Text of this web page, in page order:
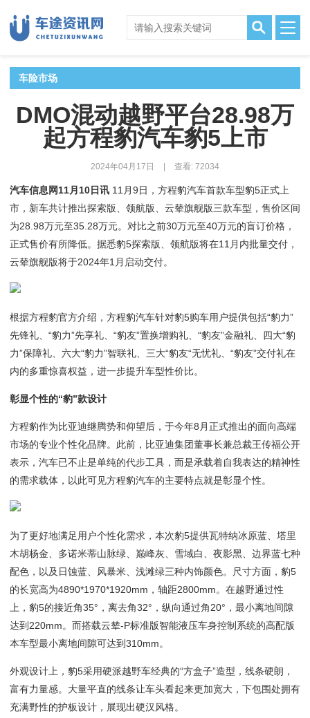
车险市场
DMO混动越野平台28.98万
起方程豹汽车豹5上市
2024年04月17日 查看: 72034
汽车信息网11月10日讯 11月9日，方程豹汽车首款车型豹5正式上
市，新车共计推出探索版、领航版、云辇旗舰版三款车型，售价区间
为28.98万元至35.28万元。对比之前30万元至40万元的盲订价格，
正式售价有所降低。据悉豹5探索版、领航版将在11月内批量交付，
云辇旗舰版将于2024年1月启动交付。
根据方程豹官方介绍，方程豹汽车针对豹5购车用户提供包括“豹力”
先锋礼、“豹力”先享礼、“豹友”置换增购礼、“豹友”金融礼、四大“豹
力”保障礼、六大“豹力”智联礼、三大“豹友“无忧礼、“豹友”交付礼在
内的多重惊喜权益，进一步提升车型性价比。
彰显个性的“豹”款设计
方程豹作为比亚迪继腾势和仰望后，于今年8月正式推出的面向高端
市场的专业个性化品牌。此前，比亚迪集团董事长兼总裁王传福公开
表示，汽车已不止是单纯的代步工具，而是承载着自我表达的精神性
的需求载体，以此可见方程豹汽车的主要特点就是彰显个性。
为了更好地满足用户个性化需求，本次豹5提供瓦特纳冰原蓝、塔里
木胡杨金、多诺米蒂山脉绿、巅峰灰、雪域白、夜影黑、边界蓝七种
配色，以及日蚀蓝、风暴米、浅滩绿三种内饰颜色。尺寸方面，豹5
的长宽高为4890*1970*1920mm，轴距2800mm。在越野通过性
上，豹5的接近角35°，离去角32°，纵向通过角20°，最小离地间隙
达到220mm。而搭载云辇-P标准版智能液压车身控制系统的高配版
本车型最小离地间隙可达到310mm。
外观设计上，豹5采用硬派越野车经典的“方盒子”造型，线条硬朗，
富有力量感。大量平直的线条让车头看起来更加宽大，下包围处拥有
充满野性的护板设计，展现出硬汉风格。